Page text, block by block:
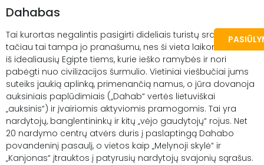
Dahabas
Tai kurortas negalintis pasigirti dideliais turistų srautais,
tačiau tai tampa jo pranašumu, nes ši vieta laikoma viena
iš idealiausių Egipte tiems, kurie ieško ramybės ir nori
pabėgti nuo civilizacijos šurmulio. Vietiniai viešbučiai jums
suteiks jaukią aplinką, primenančią namus, o jūra dovanoja
auksiniais paplūdimiais („Dahab“ vertės lietuviškai
„auksinis“) ir įvairiomis aktyviomis pramogomis. Tai yra
nardytojų, banglentininkų ir kitų „vėjo gaudytojų“ rojus. Net
20 nardymo centrų atvėrs duris į paslaptingą Dahabo
povandeninį pasaulį, o vietos kaip „Melynoji skylė“ ir
„Kanjonas“ įtrauktos į patyrusių nardytojų svajonių sąrašus.